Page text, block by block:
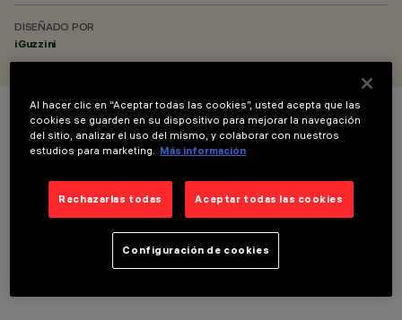
DISEÑADO POR
iGuzzini
COLOR
DATOS TÉCNICOS
Al hacer clic en “Aceptar todas las cookies”, usted acepta que las
cookies se guarden en su dispositivo para mejorar la navegación
del sitio, analizar el uso del mismo, y colaborar con nuestros
estudios para marketing.
Más información
Rechazarlas todas Aceptar todas las cookies
Configuración de cookies